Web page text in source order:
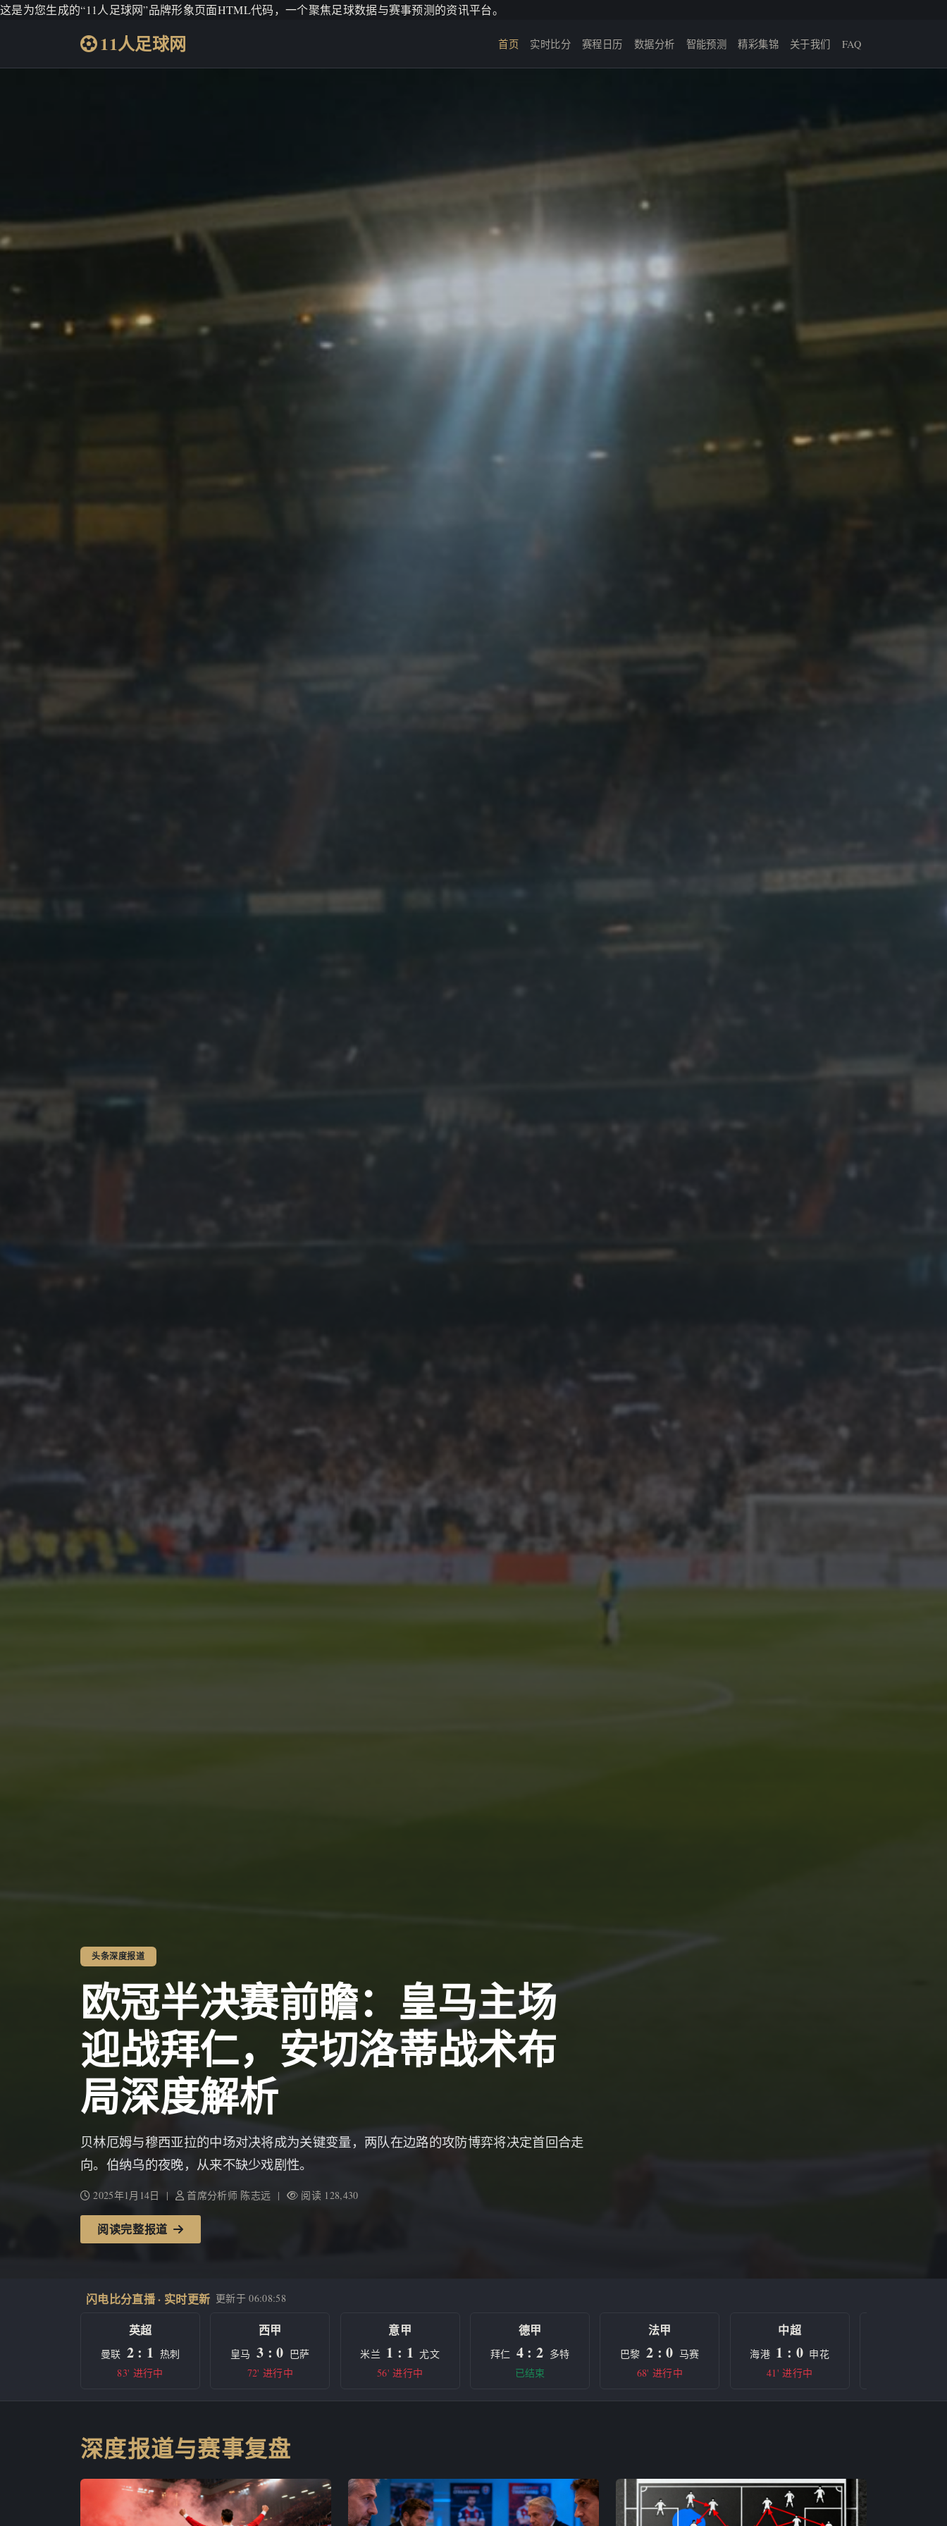
这是为您生成的“11人足球网”品牌形象页面HTML代码，一个聚焦足球数据与赛事预测的资讯平台。
11人足球网 首页 实时比分 赛程日历 数据分析 智能预测 精彩集锦 关于我们 FAQ
头条深度报道
欧冠半决赛前瞻：皇马主场
迎战拜仁，安切洛蒂战术布
局深度解析
贝林厄姆与穆西亚拉的中场对决将成为关键变量，两队在边路的攻防博弈将决定首回合走
向。伯纳乌的夜晚，从来不缺少戏剧性。
2025年1月14日 | 首席分析师 陈志远 | 阅读 128,430
阅读完整报道
闪电比分直播 · 实时更新 更新于06:08:58
英超
曼联 2 : 1 热刺
83' 进行中
西甲
皇马 3 : 0 巴萨
72' 进行中
意甲
米兰 1 : 1 尤文
56' 进行中
德甲
拜仁 4 : 2 多特
已结束
法甲
巴黎 2 : 0 马赛
68' 进行中
中超
海港 1 : 0 申花
41' 进行中
深度报道与赛事复盘